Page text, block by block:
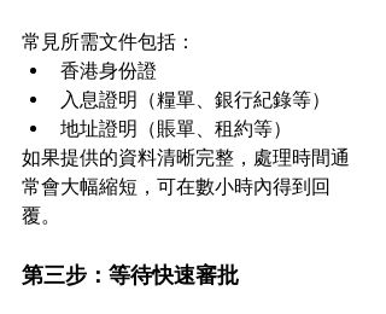
常見所需文件包括：
香港身份證
入息證明（糧單、銀行紀錄等）
地址證明（賬單、租約等）
如果提供的資料清晰完整，處理時間通
常會大幅縮短，可在數小時內得到回
覆。
第三步：等待快速審批